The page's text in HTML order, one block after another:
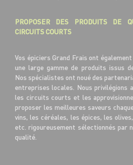
PROPOSER DES PRODUITS DE
CIRCUITS COURTS
Vos épiciers Grand Frais ont
une large gamme de produits issus
Nos spécialistes ont noué des
entreprises locales. Nous privilégions
les circuits courts et les
proposer les meilleures saveurs
vins, les céréales, les épices, les
etc. rigoureusement sélectionnés par
qualité.